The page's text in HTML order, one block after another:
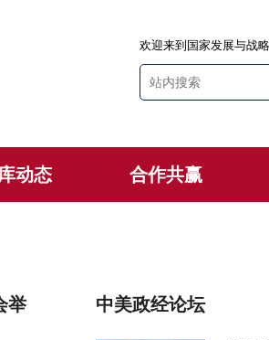
欢迎来到国家发展与战
动态 合作共赢
举
中美政经论坛